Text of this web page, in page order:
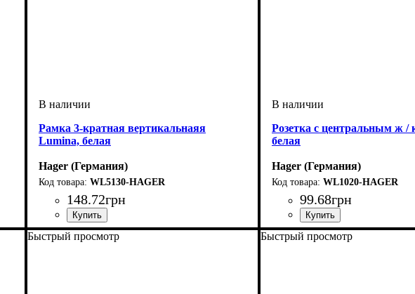
Рамка 3-кратная вертикальнаяя
Lumina, белая
Hager (Германия)
WL5130-HAGER
148.72грн
Тип электрофурнитуры: Рамки
Количество мест рамок: 3 поста
Серия: Lumina-Soul
Цвет: Белый
Положение рамки при монтаже:
Вертикальная
Розетка с центральным ж /
белая
Hager (Германия)
WL1020-HAGER
99.68грн
Тип электрофурнитуры:
Заземление: С зазмелением
Серия: Lumina
Цвет: Белый
Номинальный ток: 16А
Быстрый просмотр Быстрый просмотр